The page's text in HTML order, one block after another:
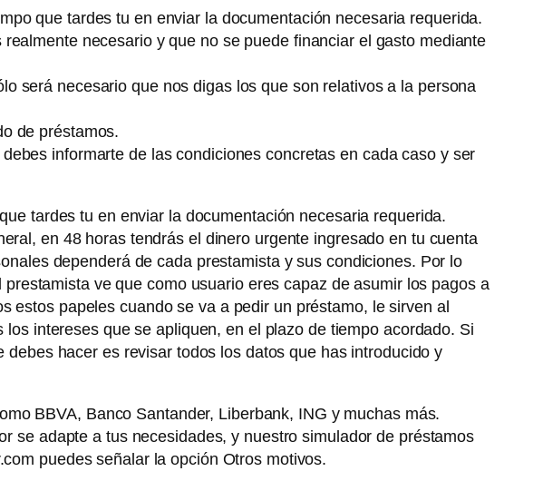
que tardes tu en enviar la documentación necesaria requerida.
necesario y que no se puede financiar el gasto mediante
será necesario que nos digas los que son relativos a la persona
de préstamos.
informarte de las condiciones concretas en cada caso y ser
tardes tu en enviar la documentación necesaria requerida.
en 48 horas tendrás el dinero urgente ingresado en tu cuenta
dependerá de cada prestamista y sus condiciones. Por lo
ve que como usuario eres capaz de asumir los pagos a
estos papeles cuando se va a pedir un préstamo, le sirven al
intereses que se apliquen, en el plazo de tiempo acordado. Si
hacer es revisar todos los datos que has introducido y
BBVA, Banco Santander, Liberbank, ING y muchas más.
se adapte a tus necesidades, y nuestro simulador de préstamos
puedes señalar la opción Otros motivos.